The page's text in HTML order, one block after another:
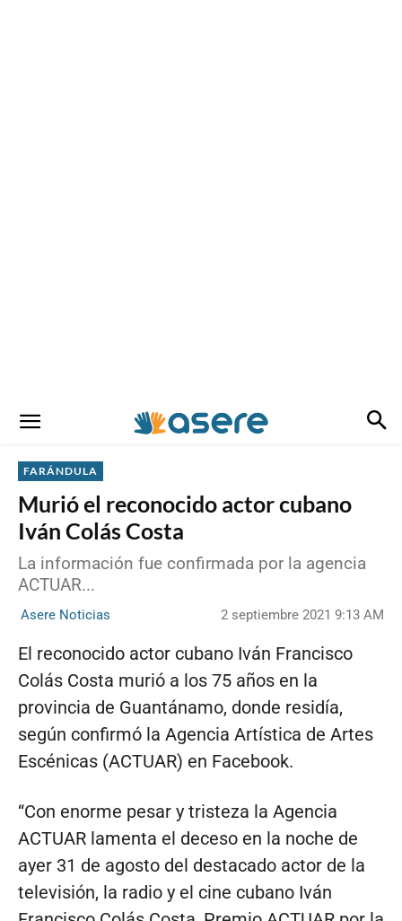
FARÁNDULA
Murió el reconocido actor cubano
Iván Colás Costa
La información fue confirmada por la agencia
ACTUAR...
Asere Noticias 2 septiembre 2021 9:13 AM
El reconocido actor cubano Iván Francisco
Colás Costa murió a los 75 años en la
provincia de Guantánamo, donde residía,
según confirmó la Agencia Artística de Artes
Escénicas (ACTUAR) en Facebook.
“Con enorme pesar y tristeza la Agencia
ACTUAR lamenta el deceso en la noche de
ayer 31 de agosto del destacado actor de la
televisión, la radio y el cine cubano Iván